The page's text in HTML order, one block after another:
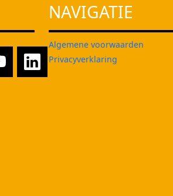
NAVIGATIE
Algemene voorwaarden
Privacyverklaring